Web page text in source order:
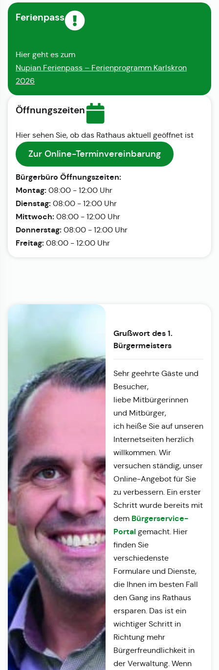
Ferienpass
Hier geht es zum
Nupian Ferienpass – Ferienprogramm Karlskron
2026
Öffnungszeiten
Hier sehen Sie, ob das Rathaus aktuell geöffnet ist
Zur Online-Terminvereinbarung
Bürgerbüro Öffnungszeiten:
Montag: 08:00 - 12:00 Uhr
Dienstag: 08:00 - 12:00 Uhr
Mittwoch: 08:00 - 12:00 Uhr
Donnerstag: 08:00 - 12:00 Uhr
Freitag: 08:00 - 12:00 Uhr
Grußwort des 1.
Bürgermeisters
Sehr geehrte Gäste und
Besucher,
liebe Mitbürgerinnen
und Mitbürger,
ich heiße Sie auf unseren
Internetseiten herzlich
willkommen. Wir
versuchen ständig, unser
Online-Angebot für Sie
zu verbessern. Ein erster
Schritt wurde bereits mit
dem Bürgerservice-
Portalgemacht. Hier
finden Sie
verschiedenste
Formulare und Dienste,
die Ihnen im besten Fall
den Gang ins Rathaus
ersparen. Das ist ein
wichtiger Schritt in
Richtung mehr
Bürgerfreundlichkeit in
der Verwaltung. Wenn